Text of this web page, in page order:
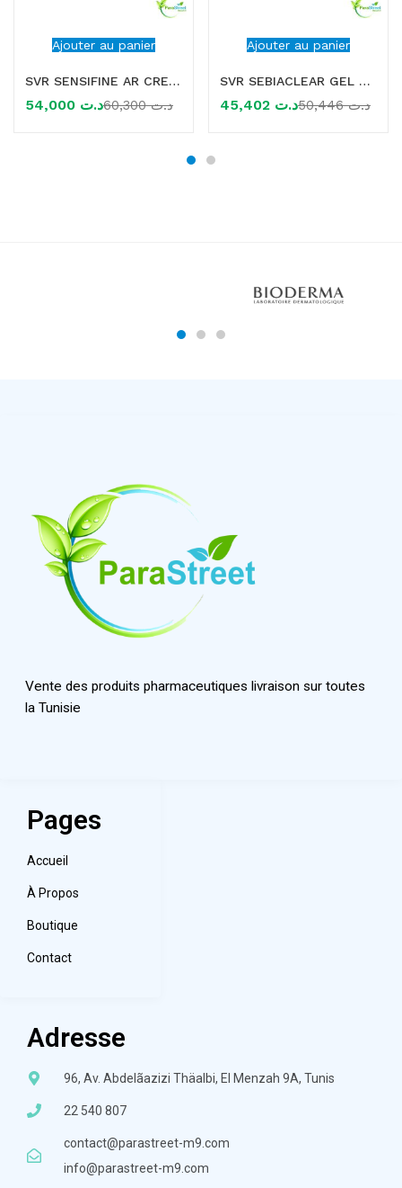
Ajouter au panier
SVR SENSIFINE AR CREME RICHE ANTI ROUGEUR 40ML
د.ت د.ت60,300
Ajouter au panier
SVR SEBIACLEAR GEL MOUSSANT RECHARGE 400ML
د.ت د.ت50,446
Vente des produits pharmaceutiques livraison sur toutes
la Tunisie
Pages
Accueil
À Propos
Boutique
Contact
Adresse
96, Av. Abdelãazizi Thäalbi, El Menzah 9A, Tunis
22 540 807
contact@parastreet-m9.com
info@parastreet-m9.com